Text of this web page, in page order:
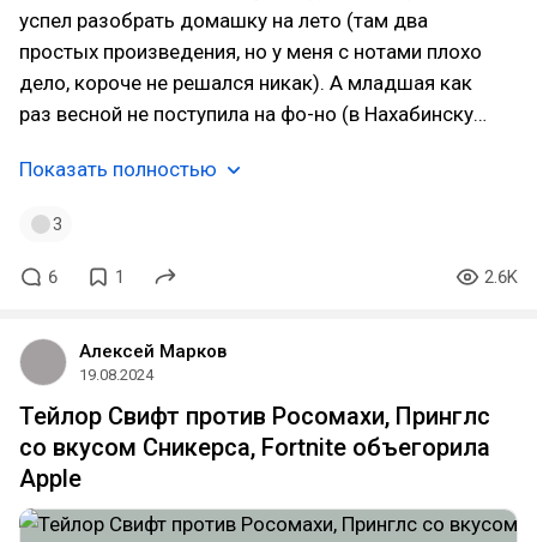
успел разобрать домашку на лето (там два
простых произведения, но у меня с нотами плохо
дело, короче не решался никак). А младшая как
раз весной не поступила на фо-но (в Нахабинску…
Показать полностью
3
6 1 2.6K
Алексей Марков
19.08.2024
Тейлор Свифт против Росомахи, Принглс
со вкусом Сникерса, Fortnite объегорила
Apple